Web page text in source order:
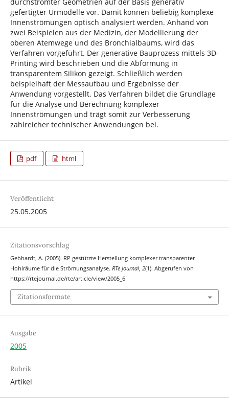
gefertigter Urmodelle vor. Damit können beliebig komplexe
Innenströmungen optisch analysiert werden. Anhand von
zwei Beispielen aus der Medizin, der Modellierung der
oberen Atemwege und des Bronchialbaums, wird das
Verfahren vorgeführt. Der generative Bauprozess mittels 3D-
Printing wird beschrieben und die Abformung in
transparentem Silikon gezeigt. Schließlich werden
beispielhaft der Messaufbau und Ergebnisse der
Anwendung vorgestellt. Das Verfahren bildet die Grundlage
für die Analyse und Berechnung komplexer
Innenströmungen und trägt somit zur Verbesserung
zahlreicher technischer Anwendungen bei.
pdf html
Veröffentlicht
25.05.2005
Zitationsvorschlag
Gebhardt, A. (2005). RP gestützte Herstellung komplexer transparenter
Hohlräume für die Strömungsanalyse. RTe Journal, 2(1). Abgerufen von
https://rtejournal.de/rte/article/view/2005_6
Zitationsformate
Ausgabe
2005
Rubrik
Artikel